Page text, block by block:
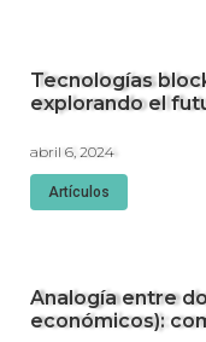
Tecnologías
explorando el
abril 6, 2024
Artículos
Analogía entre
económicos):